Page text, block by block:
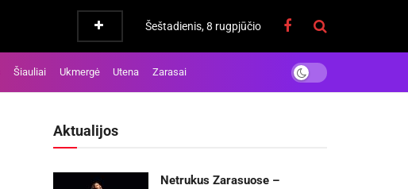
Šeštadienis, 8 rugpjūčio
Šiauliai Ukmergė Utena Zarasai
Aktualijos
Netrukus Zarasuose –